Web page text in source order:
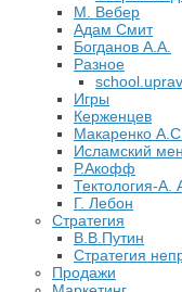
М. Вебер
Адам Смит
Богданов А.А.
Разное
Игры
Керженцев
Макаренко А.С.
Исламский
Р.Акофф
Тектология-А.
​Г. Лебон
Стратегия
В.В.Путин
​Стратегия
Продажи